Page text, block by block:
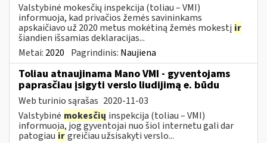
Valstybinė mokesčių inspekcija (toliau – VMI)
informuoja, kad privačios žemės savininkams
apskaičiavo už 2020 metus mokėtiną žemės mokestį ir
šiandien išsamias deklaracijas...
Metai: 2020 Pagrindinis: Naujiena
Toliau atnaujinama Mano VMI - gyventojams
paprasčiau įsigyti verslo liudijimą e. būdu
Web turinio sąrašas 2020-11-03
Valstybinė mokesčių inspekcija (toliau – VMI)
informuoja, jog gyventojai nuo šiol internetu gali dar
patogiau irgreičiau užsisakyti verslo...